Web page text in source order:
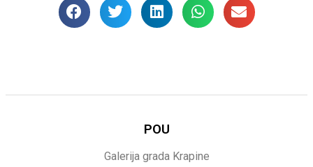
POU
Galerija grada Krapine